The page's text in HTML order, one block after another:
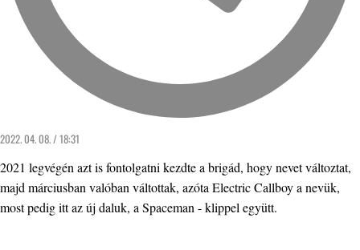
2022. 04. 08. / 18:31
2021 legvégén azt is fontolgatni kezdte a brigád, hogy nevet változtat,
majd márciusban valóban váltottak, azóta Electric Callboy a nevük,
most pedig itt az új daluk, a Spaceman - klippel együtt.